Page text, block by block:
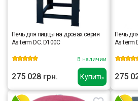
Купить
Печь для пиццы на дровах серия
As term DC. D100C
В наличии
275 028 грн.
Печь
As term
275